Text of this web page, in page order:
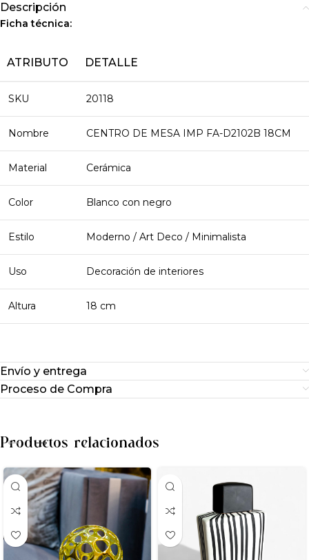
Descripción
Ficha técnica:
ATRIBUTO DETALLE
SKU 20118
Nombre CENTRO DE MESA IMP FA-D2102B 18CM
Material Cerámica
Color Blanco con negro
Estilo Moderno / Art Deco / Minimalista
Uso Decoración de interiores
Altura 18 cm
Envío y entrega
Proceso de Compra
Productos relacionados